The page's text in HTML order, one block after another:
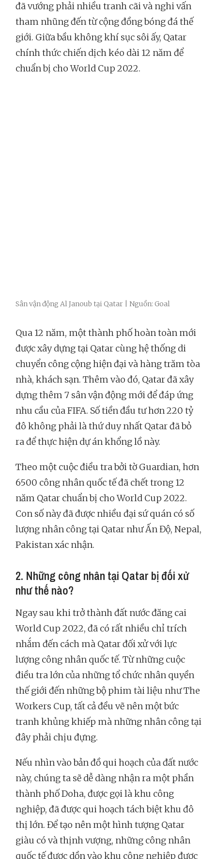
đã vướng phải nhiều tranh cãi và nghi vấn
tham nhũng đến từ cộng đồng bóng đá thế
giới. Giữa bầu không khí sục sôi ấy, Qatar
chính thức chiến dịch kéo dài 12 năm để
chuẩn bị cho World Cup 2022.
Sân vận động Al Janoub tại Qatar | Nguồn: Goal
Qua 12 năm, một thành phố hoàn toàn mới
được xây dựng tại Qatar cùng hệ thống di
chuyển công cộng hiện đại và hàng trăm tòa
nhà, khách sạn. Thêm vào đó, Qatar đã xây
dựng thêm 7 sân vận động mới để đáp ứng
nhu cầu của FIFA. Số tiền đầu tư hơn 220 tỷ
đô không phải là thứ duy nhất Qatar đã bỏ
ra để thực hiện dự án khổng lồ này.
Theo một cuộc điều tra bởi tờ Guardian, hơn
6500 công nhân quốc tế đã chết trong 12
năm Qatar chuẩn bị cho World Cup 2022.
Con số này đã được nhiều đại sứ quán có số
lượng nhân công tại Qatar như Ấn Độ, Nepal,
Pakistan xác nhận.
2. Những công nhân tại Qatar bị đối xử
như thế nào?
Ngay sau khi trở thành đất nước đăng cai
World Cup 2022, đã có rất nhiều chỉ trích
nhắm đến cách mà Qatar đối xử với lực
lượng công nhân quốc tế. Từ những cuộc
điều tra lớn của những tổ chức nhân quyền
thế giới đến những bộ phim tài liệu như The
Workers Cup, tất cả đều vẽ nên một bức
tranh khủng khiếp mà những nhân công tại
đây phải chịu đựng.
Nếu nhìn vào bản đồ qui hoạch của đất nước
này, chúng ta sẽ dễ dàng nhận ra một phần
thành phố Doha, được gọi là khu công
nghiệp, đã được qui hoạch tách biệt khu đô
thị lớn. Để tạo nên một hình tượng Qatar
giàu có và thịnh vượng, những công nhân
quốc tế được dồn vào khu công nghiệp được